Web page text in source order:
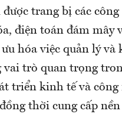
trang bị các
điện toán đám mây
hóa việc quản lý và
vai trò quan trọng
triển kinh tế và công
thời cung cấp